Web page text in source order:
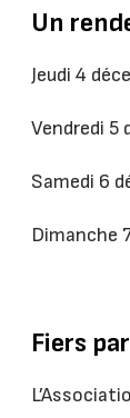
Un
Jeudi 4
Vendredi
Samedi 6
Dimanche
Fiers